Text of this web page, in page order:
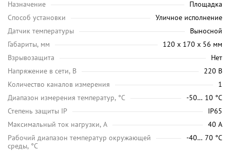
Назначение
Площадка
Способ установки
Уличное исполнение
Датчик температуры
Выносной
Габариты, мм
120 х 170 х 56 мм
Взрывозащита
Нет
Напряжение в сети, В
220 В
Количество каналов измерения
1
Диапазон измерения температур, °C
-50… 10 °C
Степень защиты IP
IP65
Максимальный ток нагрузки, А
40 А
Рабочий диапазон температур окружающей
среды, °C
-40… 70 °С